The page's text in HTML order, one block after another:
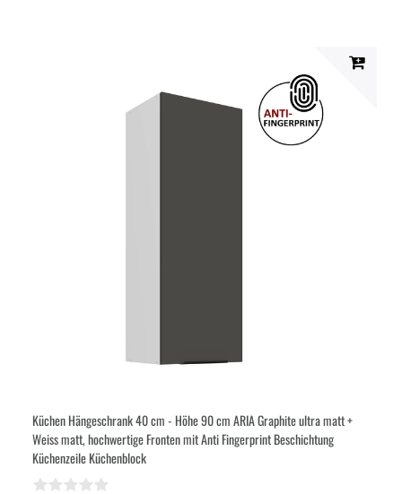
Küchen Hängeschrank 40 cm - Höhe 90 cm ARIA Graphite ultra matt +
Weiss matt, hochwertige Fronten mit Anti Fingerprint Beschichtung
Küchenzeile Küchenblock